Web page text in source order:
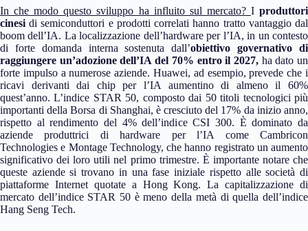
In che modo questo sviluppo ha influito sul mercato? Iproduttori
cinesi di semiconduttori e prodotti correlati hanno tratto vantaggio dal
boom dell’IA. La localizzazione dell’hardware per l’IA, in un contesto
di forte domanda interna sostenuta dall’obiettivo governativo di
raggiungere un’adozione dell’IA del 70% entro il 2027,ha dato un
forte impulso a numerose aziende. Huawei, ad esempio, prevede che i
ricavi derivanti dai chip per l’IA aumentino di almeno il 60%
quest’anno. L’indice STAR 50, composto dai 50 titoli tecnologici più
importanti della Borsa di Shanghai, è cresciuto del 17% da inizio anno,
rispetto al rendimento del 4% dell’indice CSI 300. È dominato da
aziende produttrici di hardware per l’IA come Cambricon
Technologies e Montage Technology, che hanno registrato un aumento
significativo dei loro utili nel primo trimestre. È importante notare che
queste aziende si trovano in una fase iniziale rispetto alle società di
piattaforme Internet quotate a Hong Kong. La capitalizzazione di
mercato dell’indice STAR 50 è meno della metà di quella dell’indice
Hang Seng Tech.